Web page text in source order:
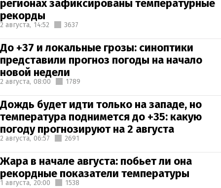
регионах зафиксированы температурные
рекорды
2 августа, 14:52 3637
До +37 и локальные грозы: синоптики
представили прогноз погоды на начало
новой недели
2 августа, 08:00 1789
Дождь будет идти только на западе, но
температура поднимется до +35: какую
погоду прогнозируют на 2 августа
2 августа, 06:57 2691
Жара в начале августа: побьет ли она
рекордные показатели температуры
1 августа, 20:00 1538